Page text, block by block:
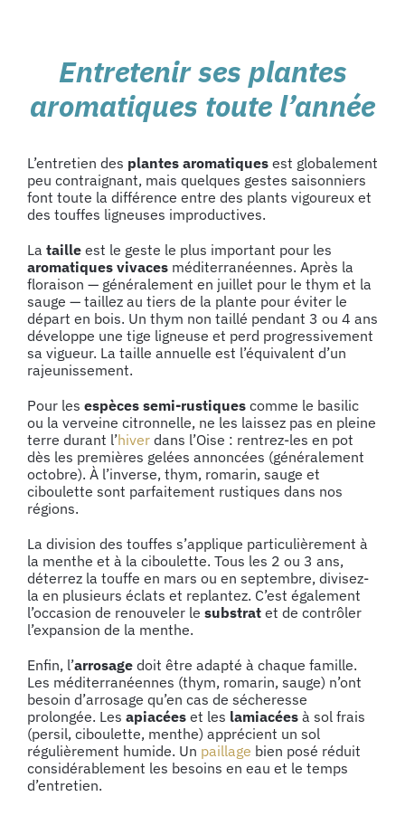
Entretenir ses plantes
aromatiques toute l’année
L’entretien des plantes aromatiques est globalement
peu contraignant, mais quelques gestes saisonniers
font toute la différence entre des plants vigoureux et
des touffes ligneuses improductives.
La taille est le geste le plus important pour les
aromatiques vivaces méditerranéennes. Après la
floraison — généralement en juillet pour le thym et la
sauge — taillez au tiers de la plante pour éviter le
départ en bois. Un thym non taillé pendant 3 ou 4 ans
développe une tige ligneuse et perd progressivement
sa vigueur. La taille annuelle est l’équivalent d’un
rajeunissement.
Pour les espèces semi-rustiques comme le basilic
ou la verveine citronnelle, ne les laissez pas en pleine
terre durant l’hiver dans l’Oise : rentrez-les en pot
dès les premières gelées annoncées (généralement
octobre). À l’inverse, thym, romarin, sauge et
ciboulette sont parfaitement rustiques dans nos
régions.
La division des touffes s’applique particulièrement à
la menthe et à la ciboulette. Tous les 2 ou 3 ans,
déterrez la touffe en mars ou en septembre, divisez-
la en plusieurs éclats et replantez. C’est également
l’occasion de renouveler le substrat et de contrôler
l’expansion de la menthe.
Enfin, l’arrosage doit être adapté à chaque famille.
Les méditerranéennes (thym, romarin, sauge) n’ont
besoin d’arrosage qu’en cas de sécheresse
prolongée. Les apiacées et les lamiacées à sol frais
(persil, ciboulette, menthe) apprécient un sol
régulièrement humide. Un paillage bien posé réduit
considérablement les besoins en eau et le temps
d’entretien.